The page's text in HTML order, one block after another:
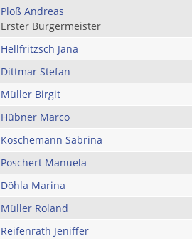
Ploß Andreas
Erster Bürgermeister
Hellfritzsch Jana
Dittmar Stefan
Müller Birgit
Hübner Marco
Koschemann Sabrina
Poschert Manuela
Döhla Marina
Müller Roland
Reifenrath Jeniffer